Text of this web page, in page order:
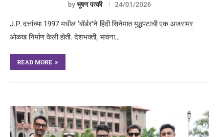
byभूषण पत्की 24/01/2026
J.P. दत्तांच्या 1997 मधील ‘बॉर्डर’ने हिंदी सिनेमात युद्धपटाची एक अजरामर
ओळख निर्माण केली होती. देशभक्ती, भावना…
READ MORE